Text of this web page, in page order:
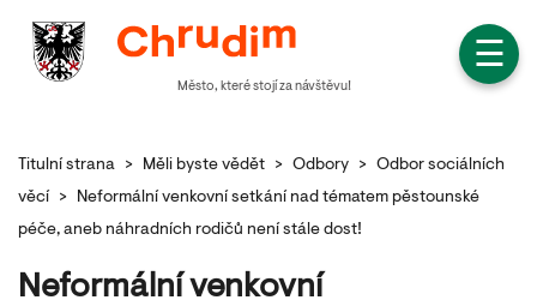
☰
Město, které stojí za návštěvu!
Titulní strana > Měli byste vědět > Odbory > Odbor sociálních
věcí
>
Neformální venkovní setkání nad tématem pěstounské
péče, aneb náhradních rodičů není stále dost!
Neformální venkovní